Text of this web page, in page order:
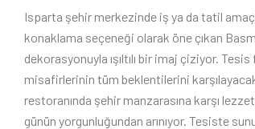
Isparta şehir merkezinde iş ya da tatil
konaklama seçeneği olarak öne çıkan
dekorasyonuyla ışıltılı bir imaj çiziyor.
misafirlerinin tüm beklentilerini
restoranında şehir manzarasına karşı
günün yorgunluğundan arınıyor. Tesiste